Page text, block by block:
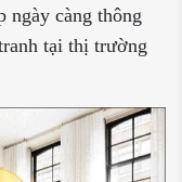
ngày càng thông
tại thị trường